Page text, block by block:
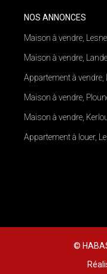
NOS ANNONCES
Maison à vendre,
Maison à vendre,
Appartement à vendre,
Maison à vendre,
Maison à vendre,
Appartement à louer,
©